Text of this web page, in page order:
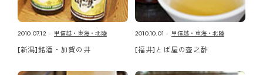
2010.07.12 甲信越・東海・北陸
[新潟]銘酒・加賀の井
2010.10.01 甲信越・東海・北陸
[福井]とば屋の壺之酢